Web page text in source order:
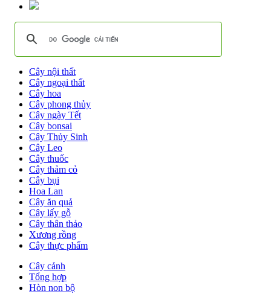
Cây nội thất
Cây ngoại thất
Cây hoa
Cây phong thủy
Cây ngày Tết
Cây bonsai
Cây Thủy Sinh
Cây Leo
Cây thuốc
Cây thảm cỏ
Cây bụi
Hoa Lan
Cây ăn quả
Cây lấy gỗ
Cây thân thảo
Xương rồng
Cây thực phẩm
Cây cảnh
Tổng hợp
Hòn non bộ